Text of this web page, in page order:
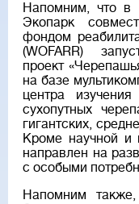
Напомним, что в
Экопарк
фондом
(WOFARR)
проект
на базе
центра
сухопутных
гигантских,
Кроме научной и
направлен на
с особыми
Напомним